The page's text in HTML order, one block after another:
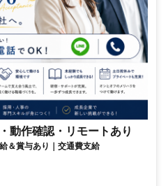
動作確認・リモートあり
＆賞与あり｜交通費支給